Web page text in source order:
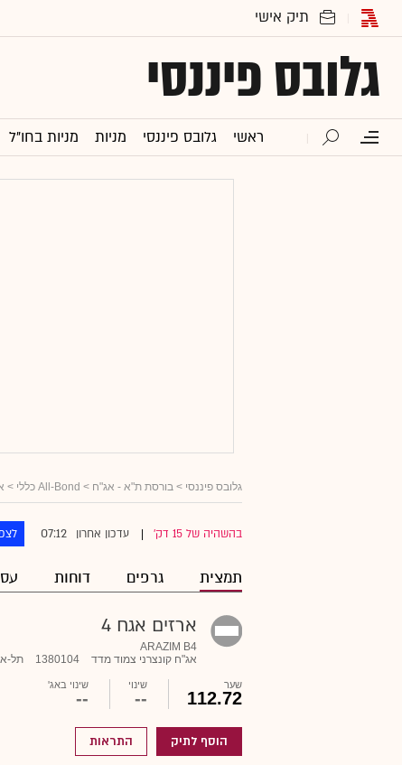
גלובס פיננסי
ראשי גלובס פיננסי מניות מניות בחו"ל
גלובס פיננסי > בורסת ת"א - אג"ח > All-Bond כללי >
בהשהיה של 15 דק' עדכון אחרון 07:12
תמצית גרפים דוחות
ארזים אגח 4
ARAZIM B4
אג"ח קונצרני צמוד מדד
1380104 תל-
שער
112.72
שינוי
--
שינוי באג'
--
הוסף לתיק התראות